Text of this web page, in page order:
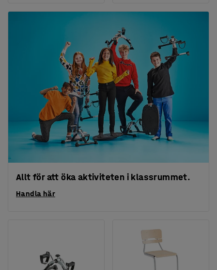
Allt för att öka aktiviteten i klassrummet.
Handla här